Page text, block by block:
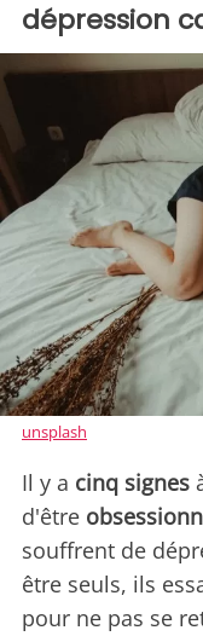
dépression
unsplash
Il y a cinq signes
d'être
souffrent de
être seuls, ils
pour ne pas se